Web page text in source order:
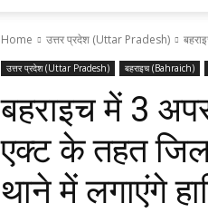
Home उत्तर प्रदेश (Uttar Pradesh)
उत्तर प्रदेश (Uttar Pradesh) बहराइच (Bahraich)
बहराइच में 3
एक्ट के तहत
थाने में लगाएंगे